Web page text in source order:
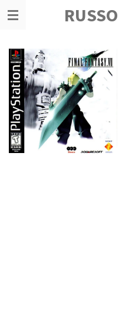
Ga
de
hoofdinhoud
RUSSO